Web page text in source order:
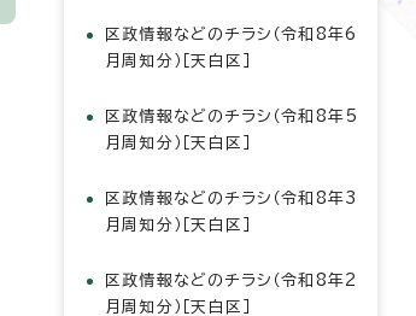
区政情報などのチラシ（令和8年6
月周知分）［天白区］
区政情報などのチラシ（令和8年5
月周知分）［天白区］
区政情報などのチラシ（令和8年3
月周知分）［天白区］
区政情報などのチラシ（令和8年2
月周知分）［天白区］